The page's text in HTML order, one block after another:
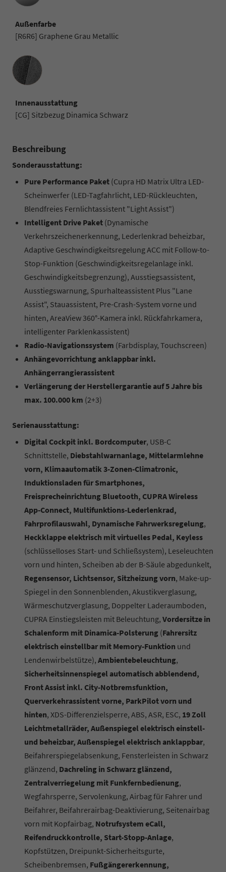
Außenfarbe
[R6R6] Graphene Grau Metallic
Innenausstattung
Innenausstattung
[CG] Sitzbezug Dinamica Schwarz
Beschreibung
Sonderausstattung:
Pure Performance Paket (Cupra HD Matrix Ultra LED-
Scheinwerfer (LED-Tagfahrlicht, LED-Rückleuchten,
Blendfreies Fernlichtassistent "Light Assist")
Intelligent Drive Paket (Dynamische
Verkehrszeichenerkennung, Lederlenkrad beheizbar,
Adaptive Geschwindigkeitsregelung ACC mit Follow-to-
Stop-Funktion (Geschwindigkeitsregelanlage inkl.
Geschwindigkeitsbegrenzung), Ausstiegsassistent,
Ausstiegswarnung, Spurhalteassistent Plus "Lane
Assist", Stauassistent, Pre-Crash-System vorne und
hinten, AreaView 360°-Kamera inkl. Rückfahrkamera,
intelligenter Parklenkassistent)
Radio-Navigationssystem (Farbdisplay, Touchscreen)
Anhängevorrichtung anklappbar inkl.
Anhängerrangierassistent
Verlängerung der Herstellergarantie auf 5 Jahre bis
max. 100.000 km (2+3)
Serienausstattung:
Digital Cockpit inkl. Bordcomputer, USB-C
Schnittstelle, Diebstahlwarnanlage, Mittelarmlehne
vorn, Klimaautomatik 3-Zonen-Climatronic,
Induktionsladen für Smartphones,
Freisprecheinrichtung Bluetooth, CUPRA Wireless
App-Connect, Multifunktions-Lederlenkrad,
Fahrprofilauswahl, Dynamische Fahrwerksregelung,
Heckklappe elektrisch mit virtuelles Pedal, Keyless
(schlüsselloses Start- und Schließsystem), Leseleuchten
vorn und hinten, Scheiben ab der B-Säule abgedunkelt,
Regensensor, Lichtsensor, Sitzheizung vorn, Make-up-
Spiegel in den Sonnenblenden, Akustikverglasung,
Wärmeschutzverglasung, Doppelter Laderaumboden,
CUPRA Einstiegsleisten mit Beleuchtung, Vordersitze in
Schalenform mit Dinamica-Polsterung (Fahrersitz
elektrisch einstellbar mit Memory-Funktion und
Lendenwirbelstütze), Ambientebeleuchtung,
Sicherheitsinnenspiegel automatisch abblendend,
Front Assist inkl. City-Notbremsfunktion,
Querverkehrassistent vorne, ParkPilot vorn und
hinten, XDS-Differenzielsperre, ABS, ASR, ESC, 19 Zoll
Leichtmetallräder, Außenspiegel elektrisch einstell-
und beheizbar, Außenspiegel elektrisch anklappbar,
Beifahrerspiegelabsenkung, Fensterleisten in Schwarz
glänzend, Dachreling in Schwarz glänzend,
Zentralverriegelung mit Funkfernbedienung,
Wegfahrsperre, Servolenkung, Airbag für Fahrer und
Beifahrer, Beifahrerairbag-Deaktivierung, Seitenairbag
vorn mit Kopfairbag, Notrufsystem eCall,
Reifendruckkontrolle, Start-Stopp-Anlage,
Kopfstützen, Dreipunkt-Sicherheitsgurte,
Scheibenbremsen, Fußgängererkennung,